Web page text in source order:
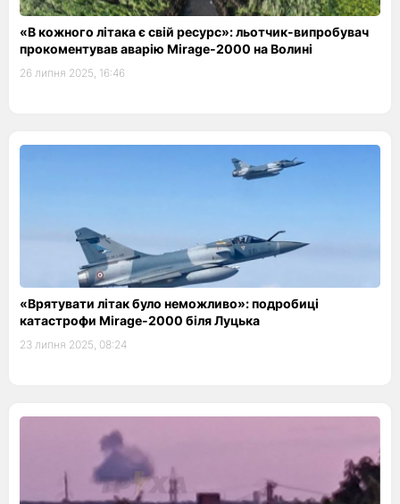
«В кожного літака є свій ресурс»: льотчик-випробувач
прокоментував аварію Mirage-2000 на Волині
26 липня 2025, 16:46
«Врятувати літак було неможливо»: подробиці
катастрофи Mirage-2000 біля Луцька
23 липня 2025, 08:24